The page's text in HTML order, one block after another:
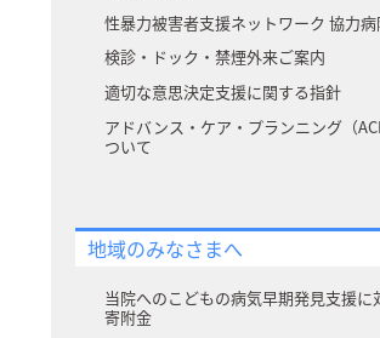
性暴力被害者支援ネットワーク 協力
検診・ドック・禁煙外来ご案内
適切な意思決定支援に関する指針
アドバンス・ケア・プランニング（
ついて
地域のみなさまへ
当院へのこどもの病気早期発見支援に
寄附⾦